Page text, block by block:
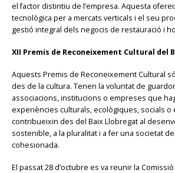
el factor distintiu de l’empresa. Aquesta
tecnològica per a mercats verticals i el seu
gestió integral dels negocis de restauració i
XII Premis de Reconeixement Cultural del
Aquests Premis de Reconeixement Cultural
des de la cultura. Tenen la voluntat de
associacions, institucions o empreses que
experiències culturals, ecològiques, socials o
contribueixin des del Baix Llobregat al
sostenible, a la pluralitat i a fer una societat
cohesionada.
El passat 28 d’octubre es va reunir la